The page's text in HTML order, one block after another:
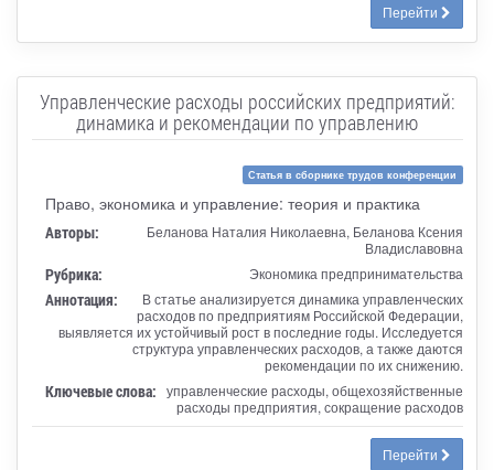
Перейти
Управленческие расходы российских предприятий:
динамика и рекомендации по управлению
Статья в сборнике трудов конференции
Право, экономика и управление: теория и практика
Авторы:
Беланова Наталия Николаевна, Беланова Ксения
Владиславовна
Рубрика: Экономика предпринимательства
Аннотация:
В статье анализируется динамика управленческих
расходов по предприятиям Российской Федерации,
выявляется их устойчивый рост в последние годы. Исследуется
структура управленческих расходов, а также даются
рекомендации по их снижению.
Ключевые слова: управленческие расходы, общехозяйственные
расходы предприятия, сокращение расходов
Перейти